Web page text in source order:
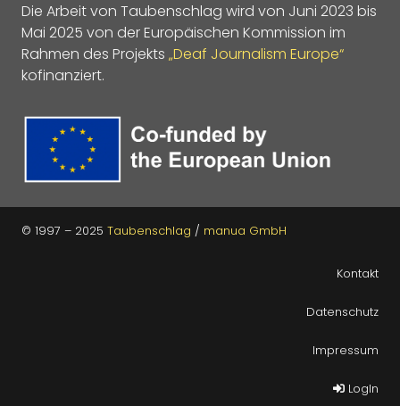
Die Arbeit von Taubenschlag wird von Juni 2023 bis
Mai 2025 von der Europäischen Kommission im
Rahmen des Projekts „Deaf Journalism Europe“
kofinanziert.
© 1997 – 2025 Taubenschlag / manua GmbH
Kontakt
Datenschutz
Impressum
LogIn